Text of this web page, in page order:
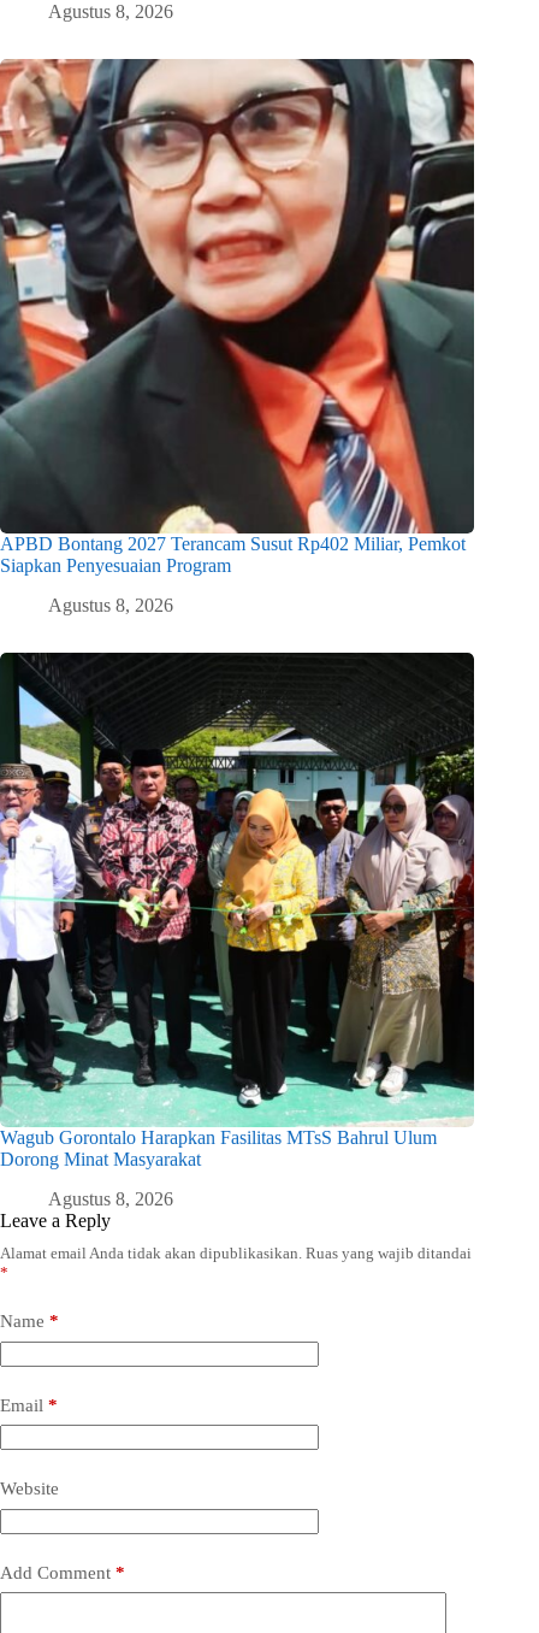
Agustus 8, 2026
APBD Bontang 2027 Terancam Susut Rp402 Miliar, Pemkot
Siapkan Penyesuaian Program
Agustus 8, 2026
Wagub Gorontalo Harapkan Fasilitas MTsS Bahrul Ulum
Dorong Minat Masyarakat
Agustus 8, 2026
Leave a Reply
Alamat email Anda tidak akan dipublikasikan. Ruas yang wajib ditandai
*
Name *
Email *
Website
Add Comment *